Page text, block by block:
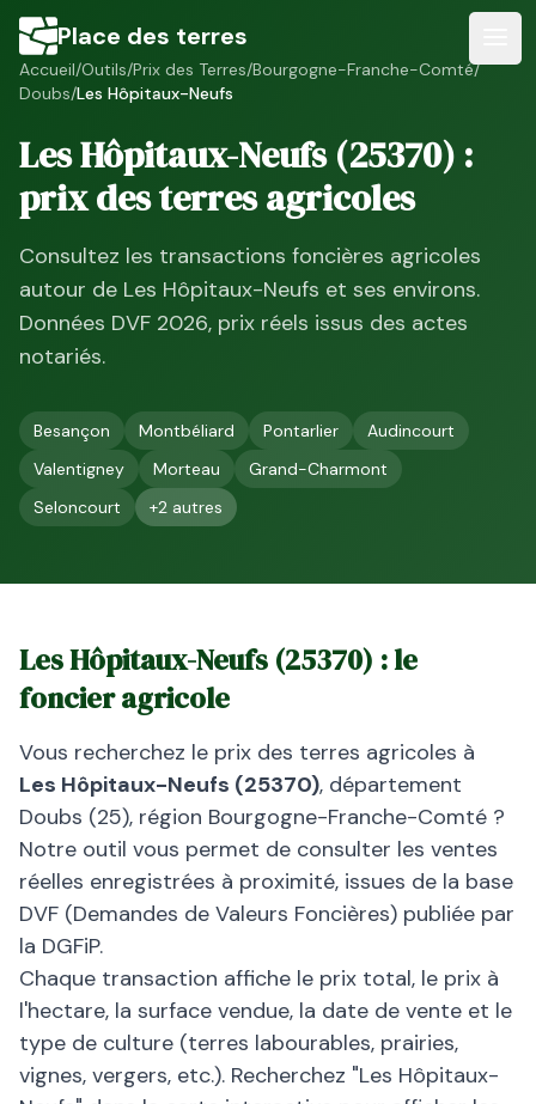
Place des terres
Accueil/Outils/Prix des Terres/Bourgogne-Franche-Comté/
Doubs/Les Hôpitaux-Neufs
Les Hôpitaux-Neufs(25370) :
prix des terres agricoles
Consultez les transactions foncières agricoles
autour de Les Hôpitaux-Neufs et ses environs.
Données DVF 2026, prix réels issus des actes
notariés.
Besançon Montbéliard Pontarlier
Audincourt
Valentigney
Morteau
Grand-Charmont
Seloncourt
+2 autres
Les Hôpitaux-Neufs (25370) : le
foncier agricole
Vous recherchez le prix des terres agricoles à
Les Hôpitaux-Neufs (25370), département
Doubs (25), région Bourgogne-Franche-Comté ?
Notre outil vous permet de consulter les ventes
réelles enregistrées à proximité, issues de la base
DVF (Demandes de Valeurs Foncières) publiée par
la DGFiP.
Chaque transaction affiche le prix total, le prix à
l'hectare, la surface vendue, la date de vente et le
type de culture (terres labourables, prairies,
vignes, vergers, etc.). Recherchez "Les Hôpitaux-